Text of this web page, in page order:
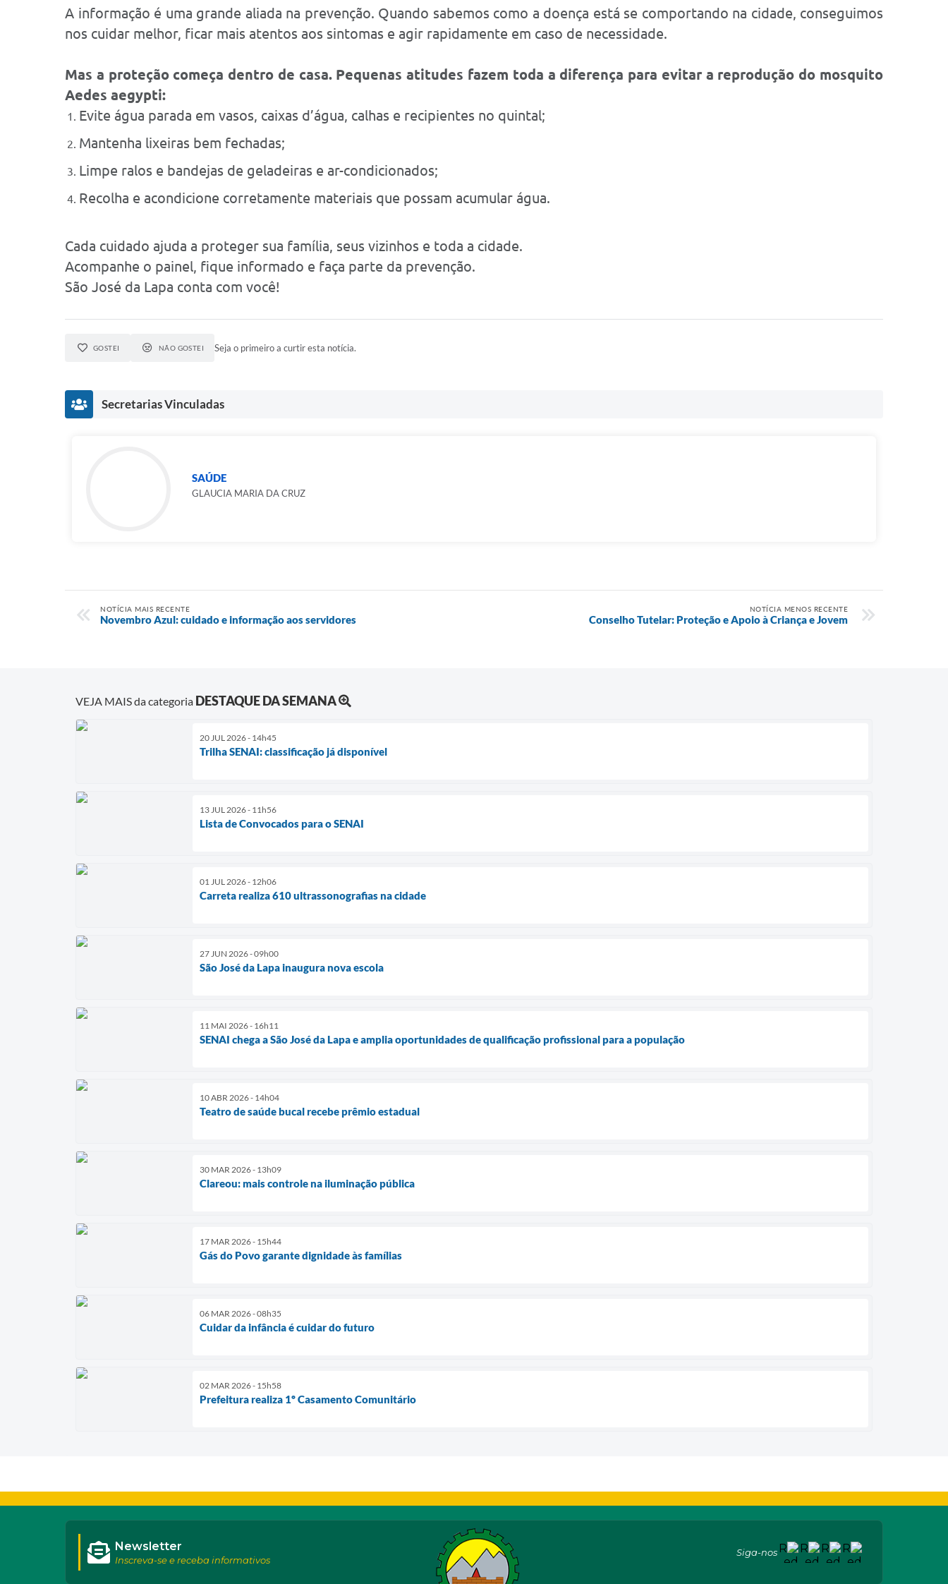
A informação é uma grande aliada na prevenção. Quando sabemos como a doença está se comportando na cidade, conseguimos
nos cuidar melhor, ficar mais atentos aos sintomas e agir rapidamente em caso de necessidade.
Mas a proteção começa dentro de casa. Pequenas atitudes fazem toda a diferença para evitar a reprodução do mosquito
Aedes aegypti:
Evite água parada em vasos, caixas d’água, calhas e recipientes no quintal;
Mantenha lixeiras bem fechadas;
Limpe ralos e bandejas de geladeiras e ar-condicionados;
Recolha e acondicione corretamente materiais que possam acumular água.
Cada cuidado ajuda a proteger sua família, seus vizinhos e toda a cidade.
Acompanhe o painel, fique informado e faça parte da prevenção.
São José da Lapa conta com você!
GOSTEI NÃO GOSTEI Seja o primeiro a curtir esta notícia.
Secretarias Vinculadas
SAÚDE
GLAUCIA MARIA DA CRUZ
NOTÍCIA MAIS RECENTE
Novembro Azul: cuidado e informação aos servidores
NOTÍCIA MENOS RECENTE
Conselho Tutelar: Proteção e Apoio à Criança e Jovem
VEJA MAIS da categoria DESTAQUE DA SEMANA
20 JUL 2026 - 14h45
Trilha SENAI: classificação já disponível
13 JUL 2026 - 11h56
Lista de Convocados para o SENAI
01 JUL 2026 - 12h06
Carreta realiza 610 ultrassonografias na cidade
27 JUN 2026 - 09h00
São José da Lapa inaugura nova escola
11 MAI 2026 - 16h11
SENAI chega a São José da Lapa e amplia oportunidades de qualificação profissional para a população
10 ABR 2026 - 14h04
Teatro de saúde bucal recebe prêmio estadual
30 MAR 2026 - 13h09
Clareou: mais controle na iluminação pública
17 MAR 2026 - 15h44
Gás do Povo garante dignidade às famílias
06 MAR 2026 - 08h35
Cuidar da infância é cuidar do futuro
02 MAR 2026 - 15h58
Prefeitura realiza 1º Casamento Comunitário
Siga-nos
Newsletter
Inscreva-se e receba informativos